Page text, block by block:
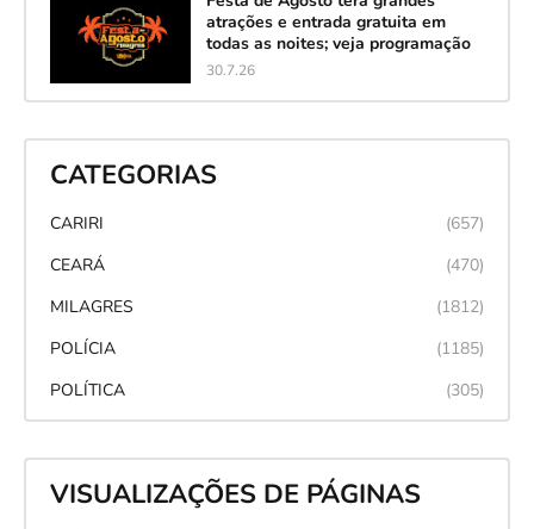
atrações e entrada gratuita em
todas as noites; veja programação
30.7.26
CATEGORIAS
CARIRI
(657)
CEARÁ
(470)
MILAGRES
(1812)
POLÍCIA
(1185)
POLÍTICA
(305)
VISUALIZAÇÕES DE PÁGINAS